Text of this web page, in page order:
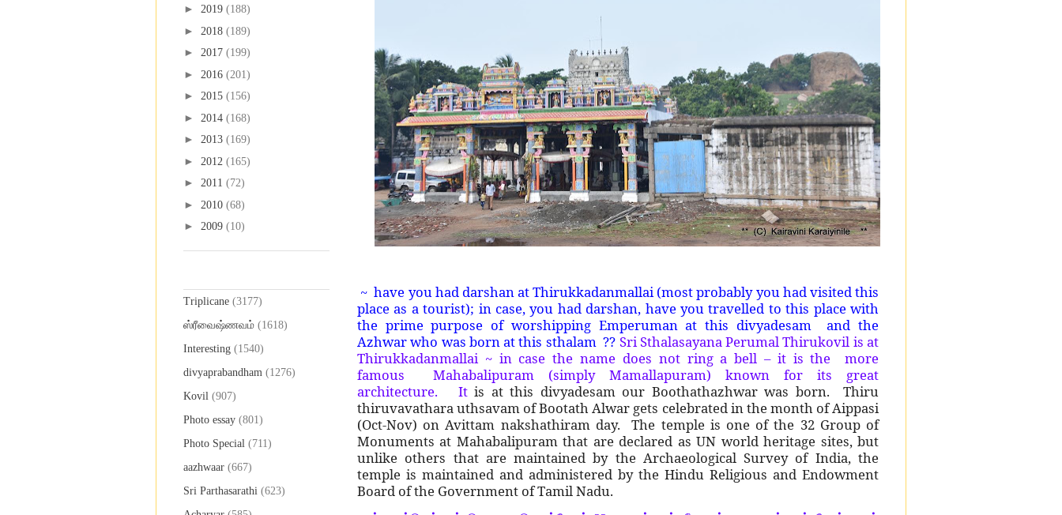
~ have you had darshan at Thirukkadanmallai (most probably you had visited this
place as a tourist); in case, you had darshan, have you travelled to this place with
the prime purpose of worshipping Emperuman at this divyadesam and the
Azhwar who was born at this sthalam ?? Sri Sthalasayana Perumal Thirukovil is at
Thirukkadanmallai ~ in case the name does not ring a bell – it is the more
famous Mahabalipuram (simply Mamallapuram) known for its great
architecture. Itis at this divyadesam our Boothathazhwar was born. Thiru
thiruvavathara uthsavam of Bootath Alwar gets celebrated in the month of Aippasi
(Oct-Nov) on Avittam nakshathiram day. The temple is one of the 32 Group of
Monuments at Mahabalipuram that are declared as UN world heritage sites, but
unlike others that are maintained by the Archaeological Survey of India, the
temple is maintained and administered by the Hindu Religious and Endowment
Board of the Government of Tamil Nadu.
► 2019 (188)
► 2018 (189)
► 2017 (199)
► 2016 (201)
► 2015 (156)
► 2014 (168)
► 2013 (169)
► 2012 (165)
► 2011 (72)
► 2010 (68)
► 2009 (10)
Triplicane (3177)
ஸ்ரீவைஷ்ணவம் (1618)
Interesting (1540)
divyaprabandham (1276)
Kovil (907)
Photo essay (801)
Photo Special (711)
aazhwaar (667)
Sri Parthasarathi (623)